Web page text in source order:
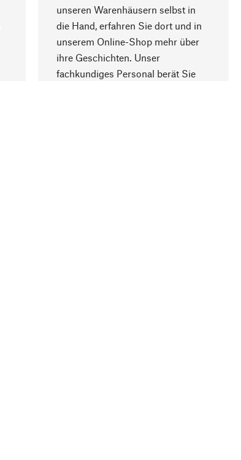
unseren Warenhäusern selbst in
die Hand, erfahren Sie dort und in
unserem Online-Shop mehr über
ihre Geschichten. Unser
fachkundiges Personal berät Sie